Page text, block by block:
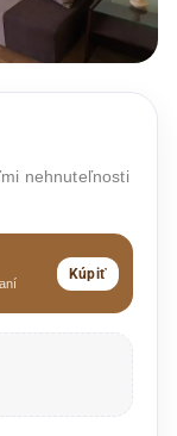
nehnuteľnosti
Kúpiť